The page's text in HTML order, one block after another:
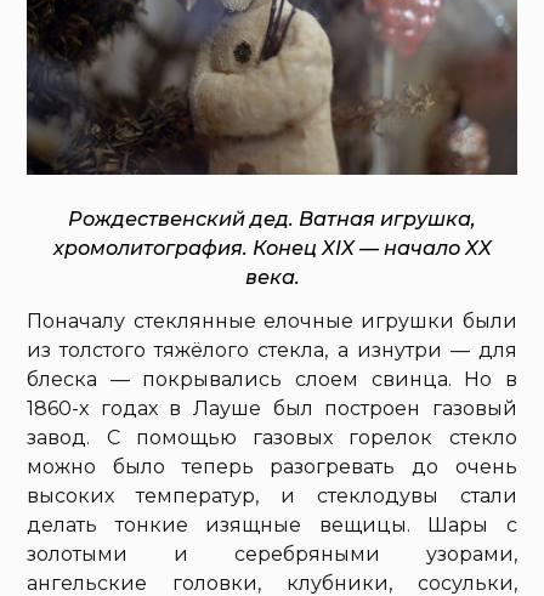
Рождественский дед. Ватная игрушка,
хромолитография. Конец XIX — начало XX
века.
Поначалу стеклянные елочные игрушки были
из толстого тяжёлого стекла, а изнутри — для
блеска — покрывались слоем свинца. Но в
1860-х годах в Лауше был построен газовый
завод. С помощью газовых горелок стекло
можно было теперь разогревать до очень
высоких температур, и стеклодувы стали
делать тонкие изящные вещицы. Шары с
золотыми и серебряными узорами,
ангельские головки, клубники, сосульки,